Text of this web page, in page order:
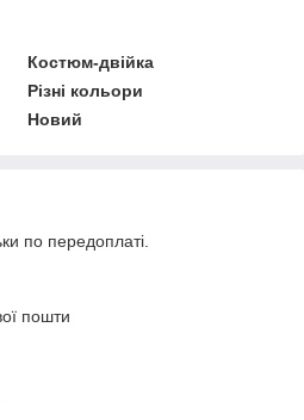
Костюм-двійка
Різні кольори
Новий
по передоплаті.
пошти